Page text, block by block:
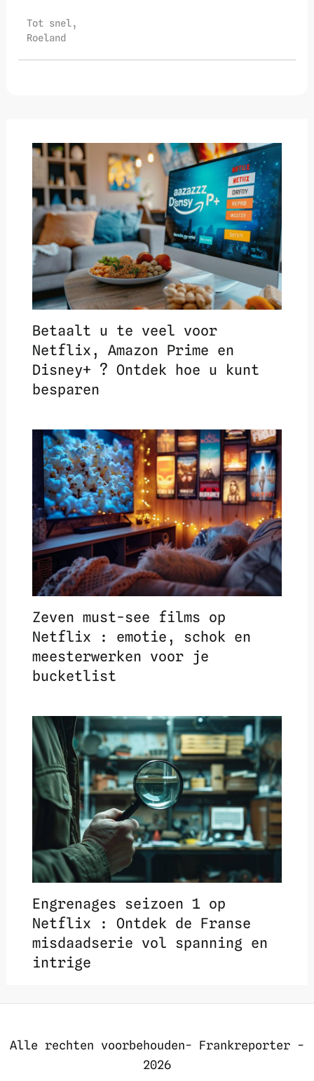
Tot snel,
Roeland
Betaalt u te veel voor
Netflix, Amazon Prime en
Disney+ ? Ontdek hoe u kunt
besparen
Zeven must-see films op
Netflix : emotie, schok en
meesterwerken voor je
bucketlist
Engrenages seizoen 1 op
Netflix : Ontdek de Franse
misdaadserie vol spanning en
intrige
Alle rechten voorbehouden- Frankreporter -
2026